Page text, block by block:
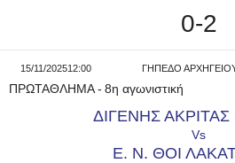
0-2
15/11/202512:00 ΓΗΠΕΔΟ
ΠΡΩΤΑΘΛΗΜΑ- 8η αγωνιστική
ΔΙΓΕΝΗΣ
Vs
Ε. Ν. ΘΟΙ